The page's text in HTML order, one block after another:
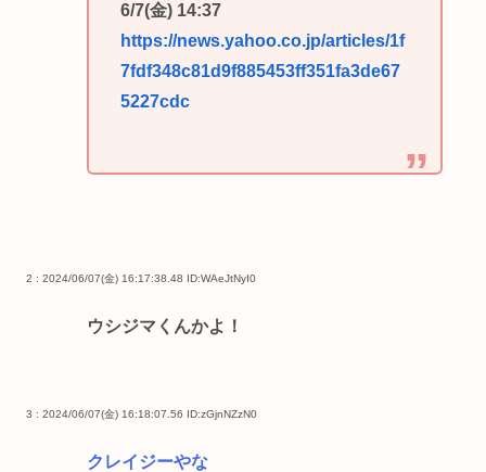
6/7(金) 14:37
https://news.yahoo.co.jp/articles/1f
7fdf348c81d9f885453ff351fa3de67
5227cdc
2 : 2024/06/07(金) 16:17:38.48 ID:WAeJtNyI0
ウシジマくんかよ！
3 : 2024/06/07(金) 16:18:07.56 ID:zGjnNZzN0
クレイジーやな